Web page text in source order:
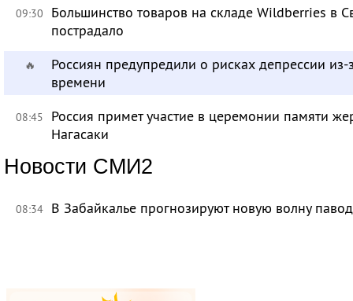
09:30
Большинство товаров на складе Wildberries в
пострадало
🔥
Россиян предупредили о рисках депрессии из-
времени
08:45
Россия примет участие в церемонии памяти
Нагасаки
Новости СМИ2
08:34 В Забайкалье прогнозируют новую волну